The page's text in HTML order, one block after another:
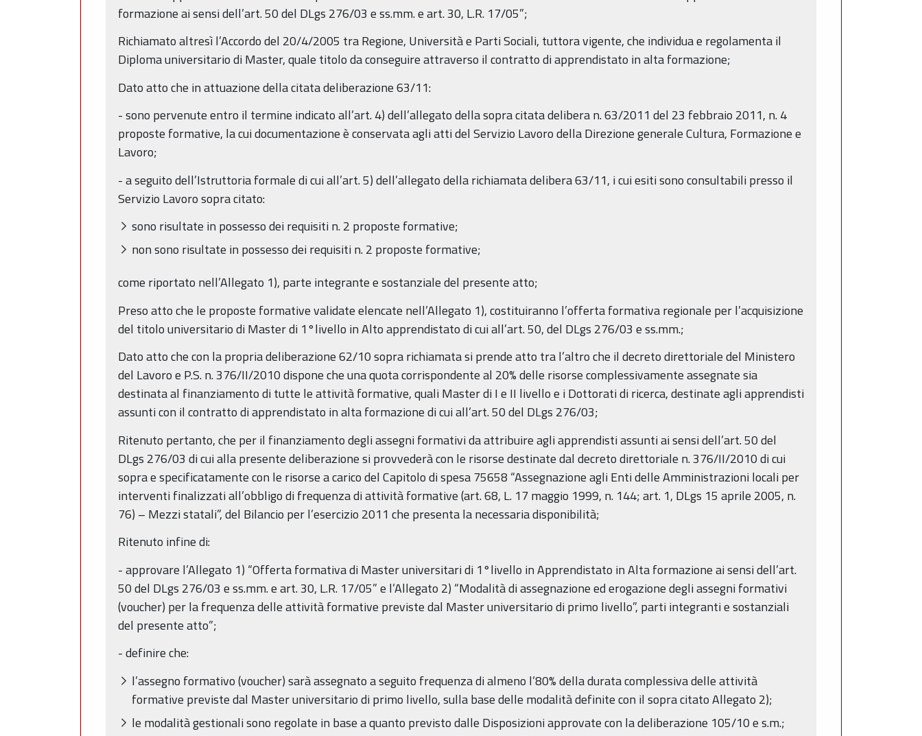
formazione ai sensi dell’art. 50 del DLgs 276/03 e ss.mm. e art. 30, L.R. 17/05”;
Richiamato altresì l’Accordo del 20/4/2005 tra Regione, Università e Parti Sociali, tuttora vigente, che individua e regolamenta il
Diploma universitario di Master, quale titolo da conseguire attraverso il contratto di apprendistato in alta formazione;
Dato atto che in attuazione della citata deliberazione 63/11:
- sono pervenute entro il termine indicato all’art. 4) dell’allegato della sopra citata delibera n. 63/2011 del 23 febbraio 2011, n. 4
proposte formative, la cui documentazione è conservata agli atti del Servizio Lavoro della Direzione generale Cultura, Formazione e
Lavoro;
- a seguito dell’Istruttoria formale di cui all’art. 5) dell’allegato della richiamata delibera 63/11, i cui esiti sono consultabili presso il
Servizio Lavoro sopra citato:
sono risultate in possesso dei requisiti n. 2 proposte formative;
non sono risultate in possesso dei requisiti n. 2 proposte formative;
come riportato nell’Allegato 1), parte integrante e sostanziale del presente atto;
Preso atto che le proposte formative validate elencate nell’Allegato 1), costituiranno l’offerta formativa regionale per l’acquisizione
del titolo universitario di Master di 1°livello in Alto apprendistato di cui all’art. 50, del DLgs 276/03 e ss.mm.;
Dato atto che con la propria deliberazione 62/10 sopra richiamata si prende atto tra l’altro che il decreto direttoriale del Ministero
del Lavoro e P.S. n. 376/II/2010 dispone che una quota corrispondente al 20% delle risorse complessivamente assegnate sia
destinata al finanziamento di tutte le attività formative, quali Master di I e II livello e i Dottorati di ricerca, destinate agli apprendisti
assunti con il contratto di apprendistato in alta formazione di cui all’art. 50 del DLgs 276/03;
Ritenuto pertanto, che per il finanziamento degli assegni formativi da attribuire agli apprendisti assunti ai sensi dell’art. 50 del
DLgs 276/03 di cui alla presente deliberazione si provvederà con le risorse destinate dal decreto direttoriale n. 376/II/2010 di cui
sopra e specificatamente con le risorse a carico del Capitolo di spesa 75658 “Assegnazione agli Enti delle Amministrazioni locali per
interventi finalizzati all’obbligo di frequenza di attività formative (art. 68, L. 17 maggio 1999, n. 144; art. 1, DLgs 15 aprile 2005, n.
76) – Mezzi statali”, del Bilancio per l’esercizio 2011 che presenta la necessaria disponibilità;
Ritenuto infine di:
- approvare l’Allegato 1) “Offerta formativa di Master universitari di 1°livello in Apprendistato in Alta formazione ai sensi dell’art.
50 del DLgs 276/03 e ss.mm. e art. 30, L.R. 17/05” e l’Allegato 2) “Modalità di assegnazione ed erogazione degli assegni formativi
(voucher) per la frequenza delle attività formative previste dal Master universitario di primo livello”, parti integranti e sostanziali
del presente atto”;
- definire che:
l’assegno formativo (voucher) sarà assegnato a seguito frequenza di almeno l’80% della durata complessiva delle attività
formative previste dal Master universitario di primo livello, sulla base delle modalità definite con il sopra citato Allegato 2);
le modalità gestionali sono regolate in base a quanto previsto dalle Disposizioni approvate con la deliberazione 105/10 e s.m.;